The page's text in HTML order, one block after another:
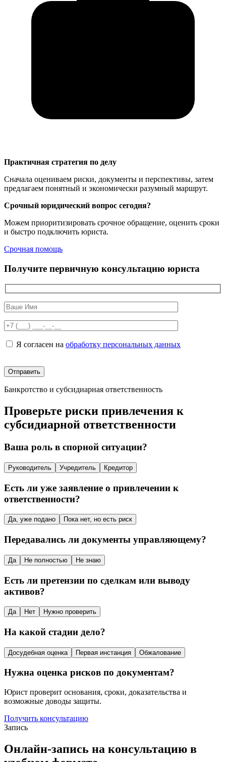
Практичная стратегия по делу
Сначала оцениваем риски, документы и перспективы, затем
предлагаем понятный и экономически разумный маршрут.
Срочный юридический вопрос сегодня?
Можем приоритизировать срочное обращение, оценить сроки
и быстро подключить юриста.
Срочная помощь
Получите первичную консультацию юриста
Я согласен на обработку персональных данных
Банкротство и субсидиарная ответственность
Проверьте риски привлечения к
субсидиарной ответственности
Ваша роль в спорной ситуации?
Руководитель Учредитель Кредитор
Есть ли уже заявление о привлечении к
ответственности?
Да, уже подано Пока нет, но есть риск
Передавались ли документы управляющему?
Да Не полностью Не знаю
Есть ли претензии по сделкам или выводу
активов?
Да Нет Нужно проверить
На какой стадии дело?
Досудебная оценка Первая инстанция Обжалование
Нужна оценка рисков по документам?
Юрист проверит основания, сроки, доказательства и
возможные доводы защиты.
Получить консультацию
Запись
Онлайн-запись на консультацию в